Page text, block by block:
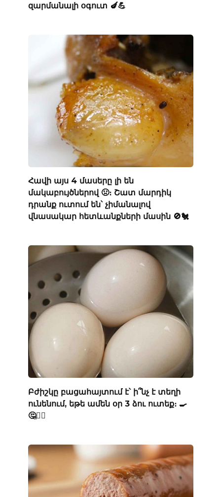
զարմանալի օգուտ 🍆💪
Հավի այս 4 մասերը լի են
մակաբույծներով 🤢։ Շատ մարդիկ
դրանք ուտում են՝ չիմանալով
վնասակար հետևանքների մասին 🚫🐔
Բժիշկը բացահայտում է՝ ի՞նչ է տեղի
ունենում, եթե ամեն օր 3 ձու ուտեք։ 🍳
🤔👨‍⚕️